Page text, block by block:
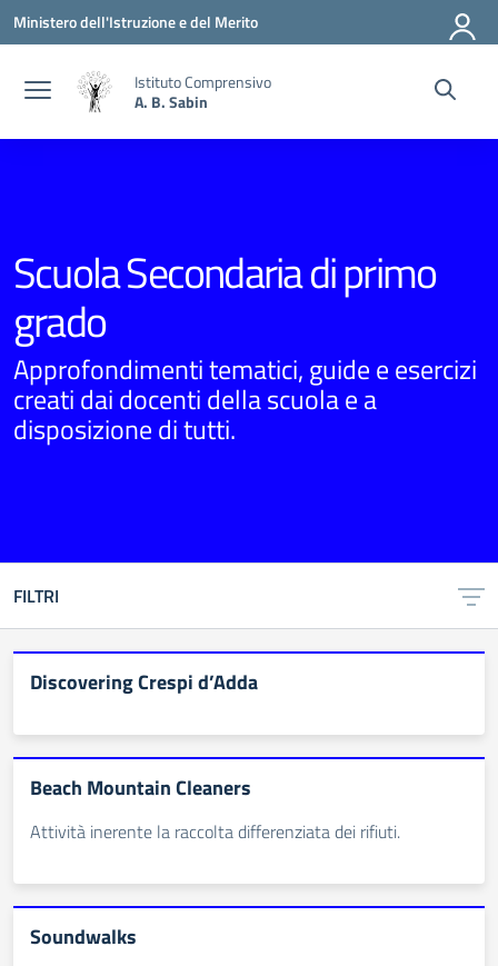
Vai ai contenuti
Vai al menu di navigazione
Vai al footer
Ministero dell'Istruzione e del Merito
Istituto Comprensivo
A. B. Sabin
Scuola Secondaria di primo
grado
Approfondimenti tematici, guide e esercizi
creati dai docenti della scuola e a
disposizione di tutti.
FILTRI
Discovering Crespi d’Adda
Beach Mountain Cleaners
Attività inerente la raccolta differenziata dei rifiuti.
Soundwalks